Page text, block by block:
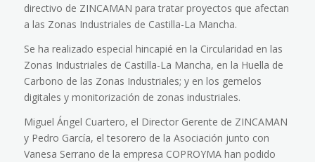
directivo de ZINCAMAN para tratar proyectos que afectan
a las Zonas Industriales de Castilla-La Mancha.
Se ha realizado especial hincapié en la Circularidad en las
Zonas Industriales de Castilla-La Mancha, en la Huella de
Carbono de las Zonas Industriales; y en los gemelos
digitales y monitorización de zonas industriales.
Miguel Ángel Cuartero, el Director Gerente de ZINCAMAN
y Pedro García, el tesorero de la Asociación junto con
Vanesa Serrano de la empresa COPROYMA han podido